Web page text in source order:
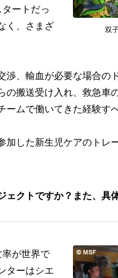
双
ートだっ
く、さまざ
、輸血が必要な場合の
搬送受け入れ、救急車
ムで働いてきた経験す
した新生児ケアのトレ
クトですか？また、具
が世界で
ターはシエ